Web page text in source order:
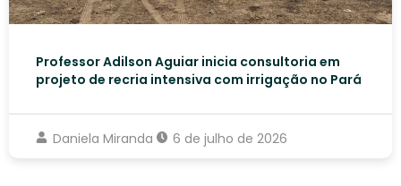
Professor Adilson Aguiar inicia consultoria em
projeto de recria intensiva com irrigação no Pará
Daniela Miranda 6 de julho de 2026